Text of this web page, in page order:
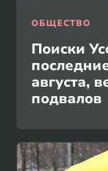
ОБЩЕСТВО
Поиски
августа,
подвалов